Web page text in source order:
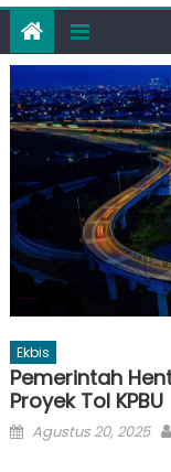
Ekbis
Pemerintah
Proyek Tol KPBU
Posted
Agustus 20, 2025